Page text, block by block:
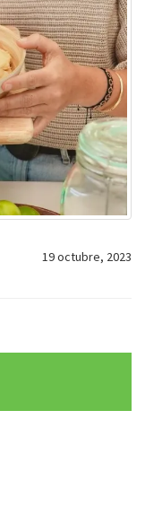
19 octubre, 2023